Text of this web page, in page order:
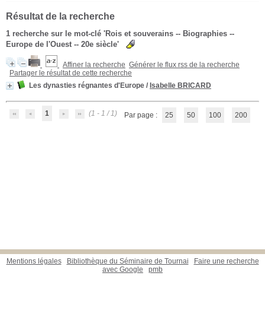
Résultat de la recherche
1 recherche sur le mot-clé 'Rois et souverains -- Biographies --
Europe de l'Ouest -- 20e siècle'
Affiner la recherche Générer le flux rss de la recherche
Partager le résultat de cette recherche
Les dynasties régnantes d'Europe / Isabelle BRICARD
1 (1 - 1 / 1) Par page : 25 50 100 200
Mentions légales Bibliothèque du Séminaire de Tournai
Faire une recherche
avec Google
pmb